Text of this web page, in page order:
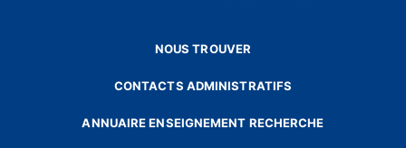
NOUS TROUVER
CONTACTS ADMINISTRATIFS
ANNUAIRE ENSEIGNEMENT RECHERCHE